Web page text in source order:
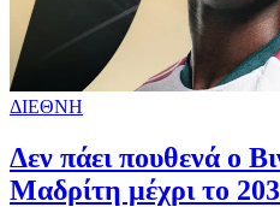
ΔΙΕΘΝΗ
Δεν πάει πουθενά ο
Μαδρίτη μέχρι το